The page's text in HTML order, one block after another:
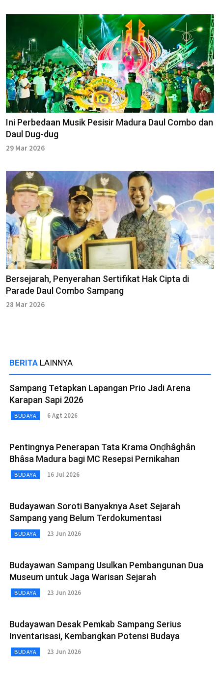
Ini Perbedaan Musik Pesisir Madura Daul Combo dan
Daul Dug-dug
29 Mar 2026
Bersejarah, Penyerahan Sertifikat Hak Cipta di
Parade Daul Combo Sampang
28 Mar 2026
BERITA LAINNYA
Sampang Tetapkan Lapangan Prio Jadi Arena
Karapan Sapi 2026
BUDAYA 6 Agt 2026
Pentingnya Penerapan Tata Krama Onḍhâghân
Bhâsa Madura bagi MC Resepsi Pernikahan
BUDAYA 16 Jul 2026
Budayawan Soroti Banyaknya Aset Sejarah
Sampang yang Belum Terdokumentasi
BUDAYA 23 Jun 2026
Budayawan Sampang Usulkan Pembangunan Dua
Museum untuk Jaga Warisan Sejarah
BUDAYA 23 Jun 2026
Budayawan Desak Pemkab Sampang Serius
Inventarisasi, Kembangkan Potensi Budaya
BUDAYA 23 Jun 2026